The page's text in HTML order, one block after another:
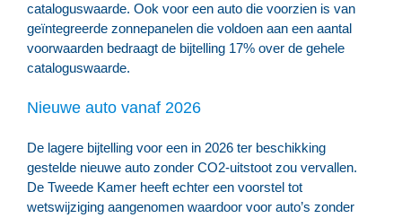
cataloguswaarde. Ook voor een auto die voorzien is van
geïntegreerde zonnepanelen die voldoen aan een aantal
voorwaarden bedraagt de bijtelling 17% over de gehele
cataloguswaarde.
Nieuwe auto vanaf 2026
De lagere bijtelling voor een in 2026 ter beschikking
gestelde nieuwe auto zonder CO2-uitstoot zou vervallen.
De Tweede Kamer heeft echter een voorstel tot
wetswijziging aangenomen waardoor voor auto’s zonder